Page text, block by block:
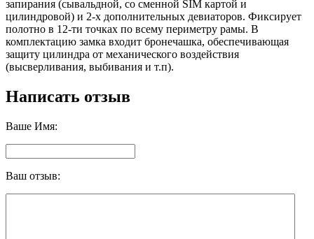
запирания (сывальдной, со сменной SIM картой и
цилиндровой) и 2-х дополнительных девиаторов. Фиксирует
полотно в 12-ти точках по всему периметру рамы. В
комплектацию замка входит бронечашка, обеспечивающая
защиту цилиндра от механического воздействия
(высверливания, выбивания и т.п).
Написать отзыв
Ваше Имя:
Ваш отзыв: